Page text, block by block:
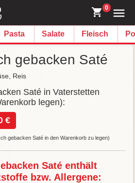
0
Pasta Salate Fleisch
gebacken Saté
Reis
Saté in Vaterstetten
legen):
€
gebacken Saté in den Warenkorb zu legen)
Saté enthält
bzw. Allergene: